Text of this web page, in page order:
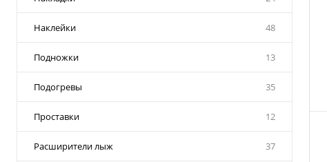
Наклейки 48
Подножки 13
Подогревы 35
Проставки 12
Расширители лыж 37